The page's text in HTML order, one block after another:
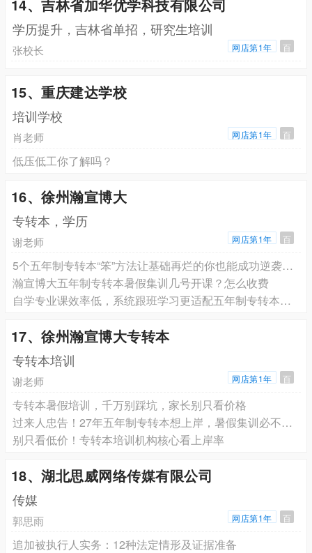
14、吉林省加华优学科技有限公司
学历提升，吉林省单招，研究生培训
张校长 网店第1年 百
15、重庆建达学校
培训学校
肖老师 网店第1年 百
低压低工你了解吗？
16、徐州瀚宣博大
专转本，学历
谢老师 网店第1年 百
5个五年制专转本“笨”方法让基础再烂的你也能成功逆袭本科
瀚宣博大五年制专转本暑假集训几号开课？怎么收费
自学专业课效率低，系统跟班学习更适配五年制专转本备考节奏
17、徐州瀚宣博大专转本
专转本培训
谢老师 网店第1年 百
专转本暑假培训，千万别踩坑，家长别只看价格
过来人忠告！27年五年制专转本想上岸，暑假集训必不可少
别只看低价！专转本培训机构核心看上岸率
18、湖北思威网络传媒有限公司
传媒
郭思雨 网店第1年 百
追加被执行人实务：12种法定情形及证据准备